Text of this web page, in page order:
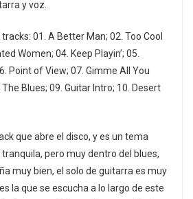
y voz.
01. A Better Man; 02. Too Cool
Women; 04. Keep Playin’; 05.
Point of View; 07. Gimme All You
The Blues; 09. Guitar Intro; 10. Desert
que abre el disco, y es un tema
pero muy dentro del blues,
muy bien, el solo de guitarra es muy
la que se escucha a lo largo de este